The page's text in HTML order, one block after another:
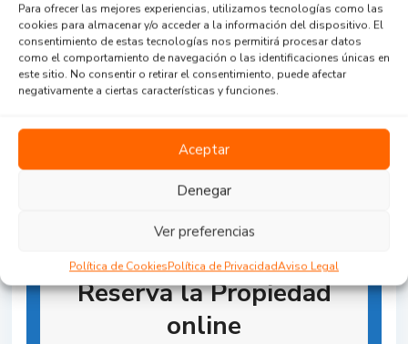
Para ofrecer las mejores experiencias, utilizamos tecnologías como las
cookies para almacenar y/o acceder a la información del dispositivo. El
consentimiento de estas tecnologías nos permitirá procesar datos
como el comportamiento de navegación o las identificaciones únicas en
este sitio. No consentir o retirar el consentimiento, puede afectar
negativamente a ciertas características y funciones.
Aceptar
Denegar
Ver preferencias
Política de CookiesPolítica de PrivacidadAviso Legal
Agent Reviews
...
Reserva la Propiedad
online